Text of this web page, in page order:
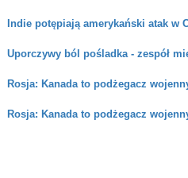
Indie potępiają amerykański atak w
Uporczywy ból pośladka - zespół
Rosja: Kanada to podżegacz
Rosja: Kanada to podżegacz